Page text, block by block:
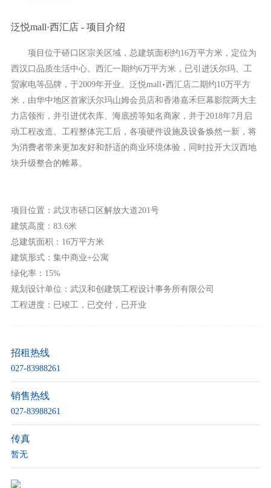
泛悦mall·西汇店 - 项目介绍
项目位于硚口区宗关区域，总建筑面积约16万平方米，定位为
西汉口品质生活中心。西汇一期约6万平方米，已引进沃尔玛、工
贸家电等品牌，于2009年开业。泛悦mall· 西汇店二期约10万平方
米，由华中地区首家沃尔玛山姆会员店和香港嘉禾巨幕影院两大主
力店领衔，并引进优衣库、海底捞等知名商家，并于2018年7月启
动工程改造。工程整体完工后，各项硬件设施及设备焕然一新，将
为消费者带来更加友好和舒适的商业环境体验，同时拉开大汉西地
块升级整合的帷幕。
项目位置：武汉市硚口区解放大道201号
建筑高度：83.6米
总建筑面积：16万平方米
建筑形式：集中商业+公寓
绿化率：15%
规划设计单位：武汉和创建筑工程设计事务所有限公司
工程进度：已竣工，已交付，已开业
招租热线
027-83988261
销售热线
027-83988261
传真
暂无